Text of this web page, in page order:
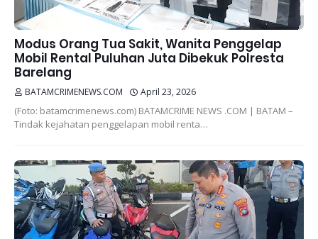
Modus Orang Tua Sakit, Wanita Penggelap
Mobil Rental Puluhan Juta Dibekuk Polresta
Barelang
BATAMCRIMENEWS.COM April 23, 2026
(Foto: batamcrimenews.com) BATAMCRIME NEWS .COM | BATAM –
Tindak kejahatan penggelapan mobil renta…